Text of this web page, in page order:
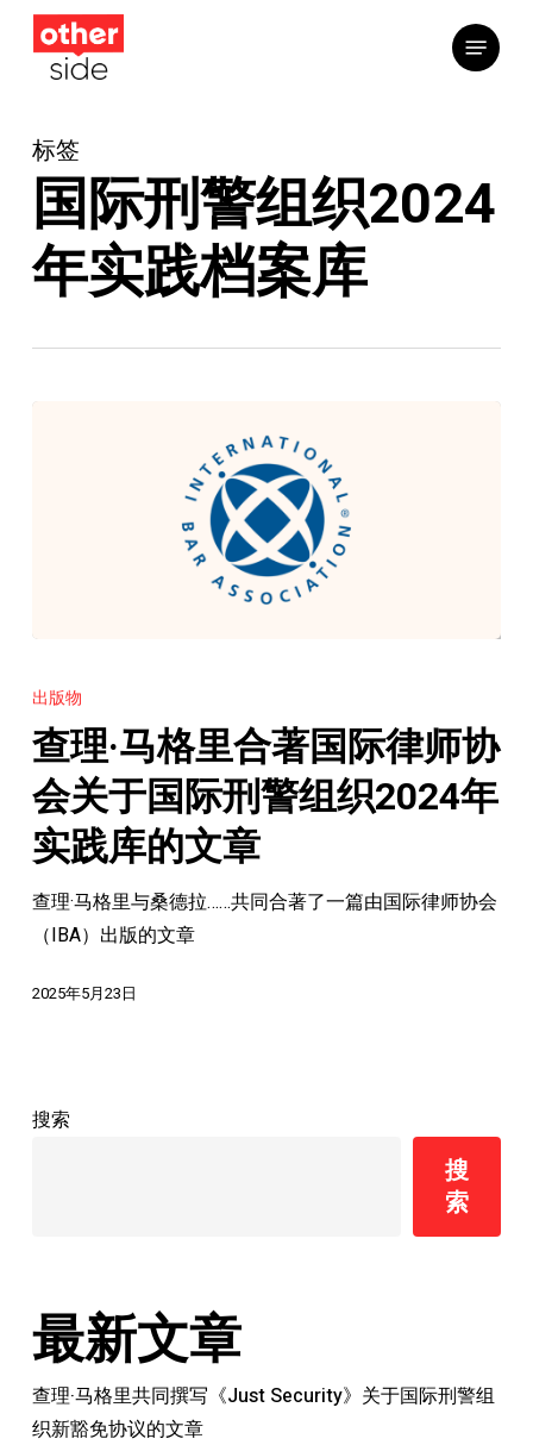
菜单
标签
国际刑警组织2024
年实践档案库
理
马
格
里
合
著
国
际
律
关
组
织
2024
年
出版物
查理·马格里合著国际律师协
会关于国际刑警组织2024年
实践库的文章
查理·马格里与桑德拉……共同合著了一篇由国际律师协会
（IBA）出版的文章
2025年5月23日
搜索
搜
索
最新文章
查理·马格里共同撰写《Just Security》关于国际刑警组
织新豁免协议的文章